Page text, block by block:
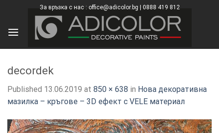
content
За връзка с нас : office@adicolor.bg | 0888 419 812
decordek
Published 13.06.2019 at 850 × 638 in Нова декоративна
мазилка – кръгове – 3D ефект с VELE материал
×